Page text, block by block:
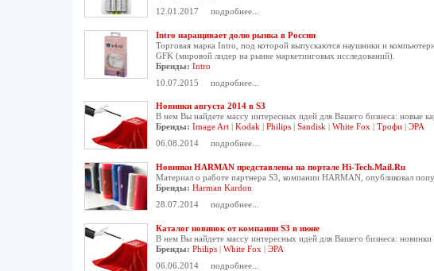
12.01.2017
подробнее...
Intro наращивает долю рынка в России
Торговая марка Intro, под которой выпускаются наушники и
GFK (мировой лидер на рынке маркетинговых исследований).
Бренды: Intro
10.07.2015
подробнее...
Новинки августа 2014 в S3
В нем Вы найдете массу интересных идей для Вашего бизнеса: новые
Бренды: Image Art| Kodak | Philips| Sandisk | White Fox | Трофи| ЭРА
06.08.2014
подробнее...
Новинки HARMAN представлены на портале Hi-Tech.Mail.Ru
Материал о работе партнера S3, компании HARMAN, опубликовал
Бренды: Harman Kardon
28.07.2014
подробнее...
Каталог новинок от компании S3 в июне
В нем Вы найдете массу интересных идей для Вашего бизнеса:
Бренды: Philips| White Fox | ЭРА
06.06.2014
подробнее...